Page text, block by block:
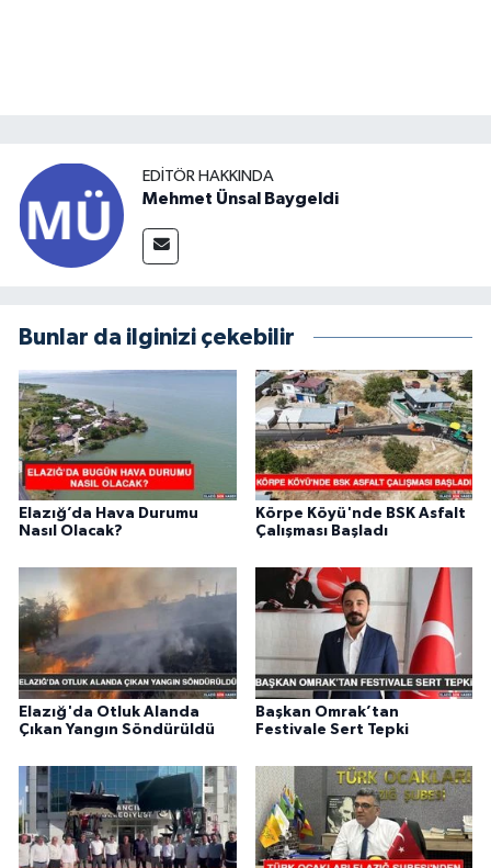
EDITÖR HAKKINDA
Mehmet Ünsal Baygeldi
Bunlar da ilginizi çekebilir
Elazığ’da Hava Durumu
Nasıl Olacak?
Körpe Köyü'nde BSK Asfalt
Çalışması Başladı
Elazığ'da Otluk Alanda
Çıkan Yangın Söndürüldü
Başkan Omrak’tan
Festivale Sert Tepki